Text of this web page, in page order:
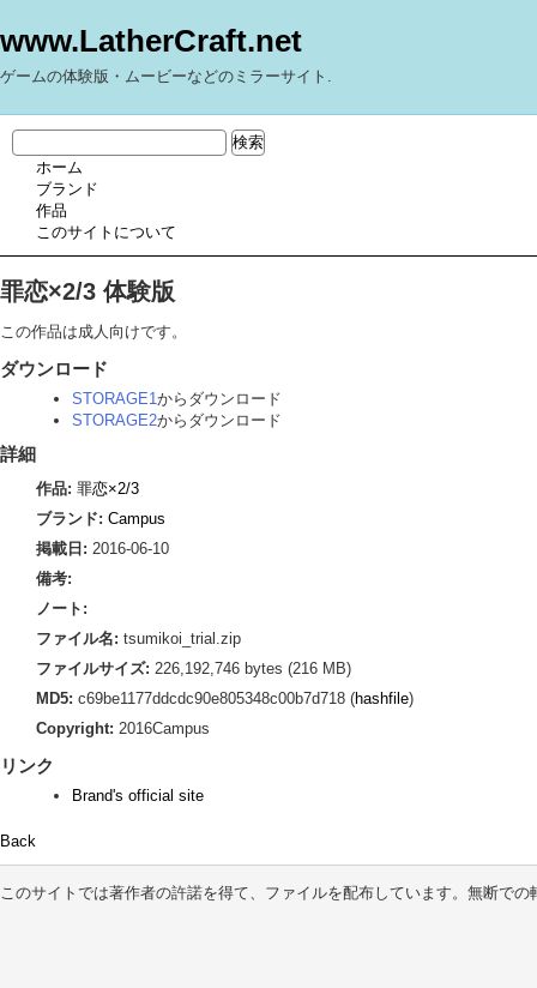
www.LatherCraft.net
ゲームの体験版・ムービーなどのミラーサイト.
ホーム
ブランド
作品
このサイトについて
罪恋×2/3 体験版
この作品は成人向けです。
ダウンロード
STORAGE1からダウンロード
STORAGE2からダウンロード
詳細
作品: 罪恋×2/3
ブランド: Campus
掲載日: 2016-06-10
備考:
ノート:
ファイル名: tsumikoi_trial.zip
ファイルサイズ: 226,192,746 bytes (216 MB)
MD5: c69be1177ddcdc90e805348c00b7d718 (hashfile)
Copyright: 2016Campus
リンク
Brand's official site
Back
このサイトでは著作者の許諾を得て、ファイルを配布しています。無断での